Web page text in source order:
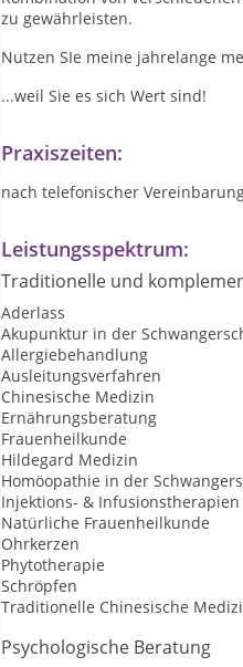
zu gewährleisten.
Nutzen SIe meine jahrelange
...weil Sie es sich Wert sind!
Praxiszeiten:
nach telefonischer
Leistungsspektrum:
Traditionelle und
Aderlass
Akupunktur in der
Allergiebehandlung
Ausleitungsverfahren
Chinesische Medizin
Ernährungsberatung
Frauenheilkunde
Hildegard Medizin
Homöopathie in der
Injektions- & Infusionstherapien
Natürliche Frauenheilkunde
Ohrkerzen
Phytotherapie
Schröpfen
Traditionelle Chinesische
Psychologische Beratung